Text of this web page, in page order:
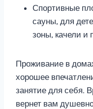
Спортивные
сауны, для
зоны, качели и
Проживание в
хорошее
занятие для себя.
вернет вам